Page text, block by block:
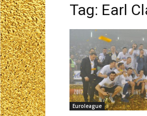
Tag: Earl
Euroleague